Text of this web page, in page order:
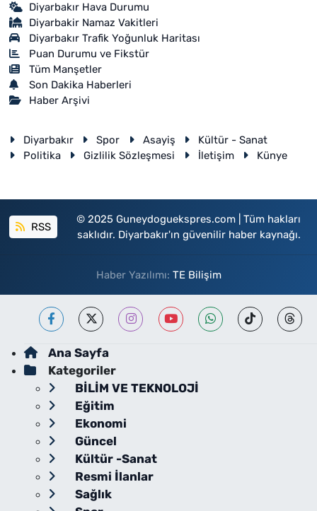
Diyarbakır Hava Durumu
Diyarbakir Namaz Vakitleri
Diyarbakır Trafik Yoğunluk Haritası
Puan Durumu ve Fikstür
Tüm Manşetler
Son Dakika Haberleri
Haber Arşivi
Diyarbakır Spor Asayiş
Kültür - Sanat
Politika
Gizlilik Sözleşmesi İletişim Künye
RSS
© 2025 Guneydoguekspres.com | Tüm hakları
saklıdır. Diyarbakır'ın güvenilir haber kaynağı.
Haber Yazılımı: TE Bilişim
Ana Sayfa
Kategoriler
BİLİM VE TEKNOLOJİ
Eğitim
Ekonomi
Güncel
Kültür -Sanat
Resmi İlanlar
Sağlık